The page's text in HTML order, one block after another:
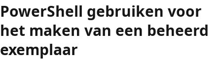
PowerShell gebruiken voor
het maken van een beheerd
exemplaar